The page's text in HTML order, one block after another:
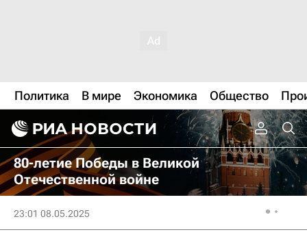
Политика В мире Экономика Общество
80-летие Победы в Великой
Отечественной войне
23:01 08.05.2025